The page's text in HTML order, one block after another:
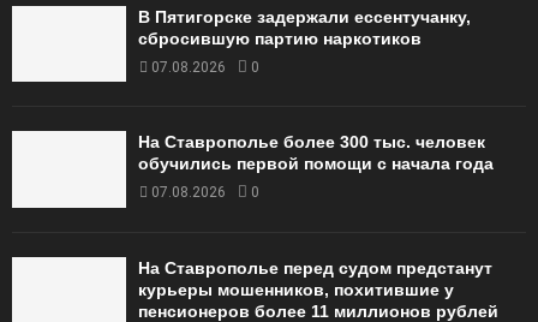
В Пятигорске задержали ессентучанку,
сбросившую партию наркотиков
07.08.2026 0
На Ставрополье более 300 тыс. человек
обучились первой помощи с начала года
07.08.2026 0
На Ставрополье перед судом предстанут
курьеры мошенников, похитившие у
пенсионеров более 11 миллионов рублей